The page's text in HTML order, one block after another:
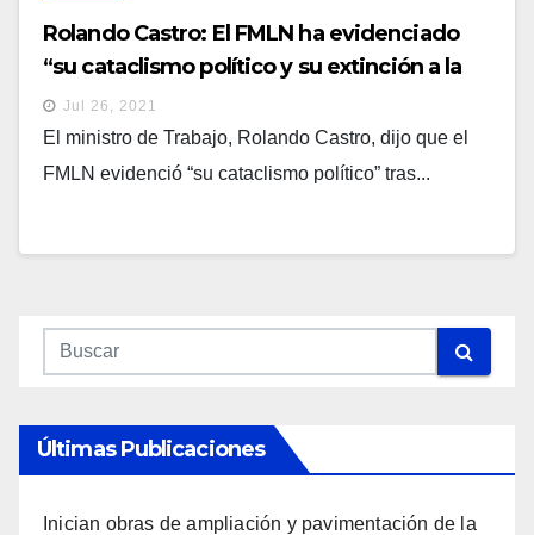
Rolando Castro: El FMLN ha evidenciado
“su cataclismo político y su extinción a la
convocatoria popular”
Jul 26, 2021
El ministro de Trabajo, Rolando Castro, dijo que el
FMLN evidenció “su cataclismo político” tras...
Últimas Publicaciones
Inician obras de ampliación y pavimentación de la